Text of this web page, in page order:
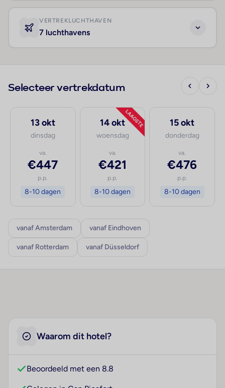
VERTREKLUCHTHAVEN
7 luchthavens
Selecteer vertrekdatum
13 okt
dinsdag
va.
€447
p.p.
8-10 dagen
LAAGSTE
14 okt
woensdag
va.
€421
p.p.
8-10 dagen
15 okt
donderdag
va.
€476
p.p.
8-10 dagen
vanaf Amsterdam vanaf Eindhoven
vanaf Rotterdam vanaf Düsseldorf
Waarom dit hotel?
Beoordeeld met een 8.8